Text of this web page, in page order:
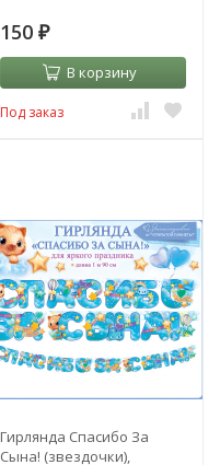
150 ₽
В корзину
Под заказ
Гирлянда Спасибо За
Сына! (звездочки),